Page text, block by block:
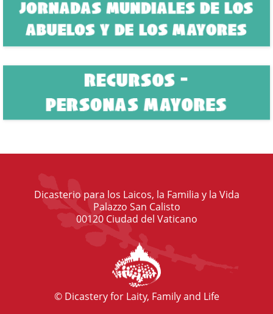
Dicasterio para los Laicos, la Familia y la Vida
Palazzo San Calisto
00120 Ciudad del Vaticano
© Dicastery for Laity, Family and Life